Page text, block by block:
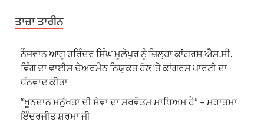
ਤਾਜ਼ਾ ਤਾਰੀਨ
ਨੌਜਵਾਨ ਆਗੂ ਹਰਿੰਦਰ ਸਿੰਘ ਮੂਲੇਪੁਰ ਨੂੰ ਜ਼ਿਲ੍ਹਾ ਕਾਂਗਰਸ ਐਸ.ਸੀ.
ਵਿੰਗ ਦਾ ਵਾਈਸ ਚੇਅਰਮੈਨ ਨਿਯੁਕਤ ਹੋਣ ‘ਤੇ ਕਾਂਗਰਸ ਪਾਰਟੀ ਦਾ
ਧੰਨਵਾਦ ਕੀਤਾ
“ਖੂਨਦਾਨ ਮਨੁੱਖਤਾ ਦੀ ਸੇਵਾ ਦਾ ਸਰਵੋਤਮ ਮਾਧਿਅਮ ਹੈ” – ਮਹਾਤਮਾ
ਇੰਦਰਜੀਤ ਸ਼ਰਮਾ ਜੀ